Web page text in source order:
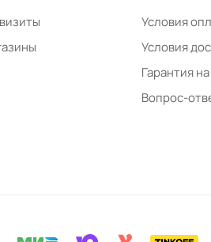
Условия
Условия
Гарантия
Вопрос-